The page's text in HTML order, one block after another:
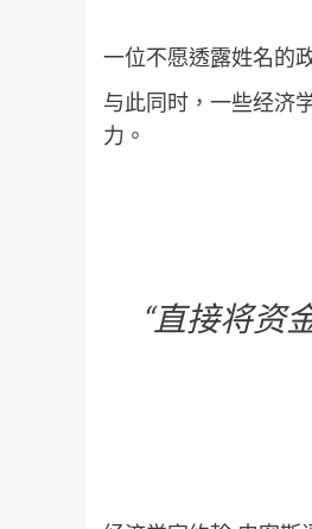
一位不愿透露姓名的
与此同时，一些经济
力。
“直接将资